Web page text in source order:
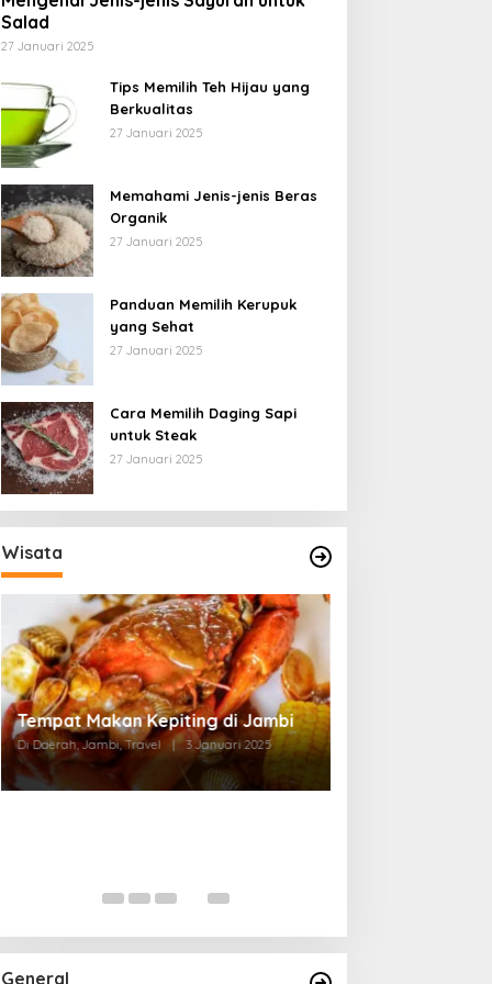
Salad
27 Januari 2025
Tips Memilih Teh Hijau yang
Berkualitas
27 Januari 2025
Memahami Jenis-jenis Beras
Organik
27 Januari 2025
Panduan Memilih Kerupuk
yang Sehat
27 Januari 2025
Cara Memilih Daging Sapi
untuk Steak
27 Januari 2025
Wisata
Tempat Makan di Thehok Jambi
Di Daerah, Jambi, Travel | 3 Januari 2025
General